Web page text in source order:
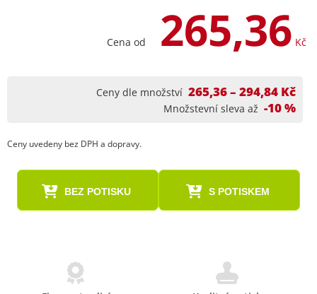
Cena od 265,36 Kč
Ceny dle množství 265,36 – 294,84 Kč
Množstevní sleva až -10 %
Ceny uvedeny bez DPH a dopravy.
BEZ POTISKU S POTISKEM